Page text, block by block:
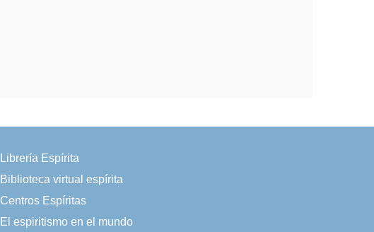
Librería Espírita
Biblioteca virtual espírita
Centros Espíritas
El espiritismo en el mundo